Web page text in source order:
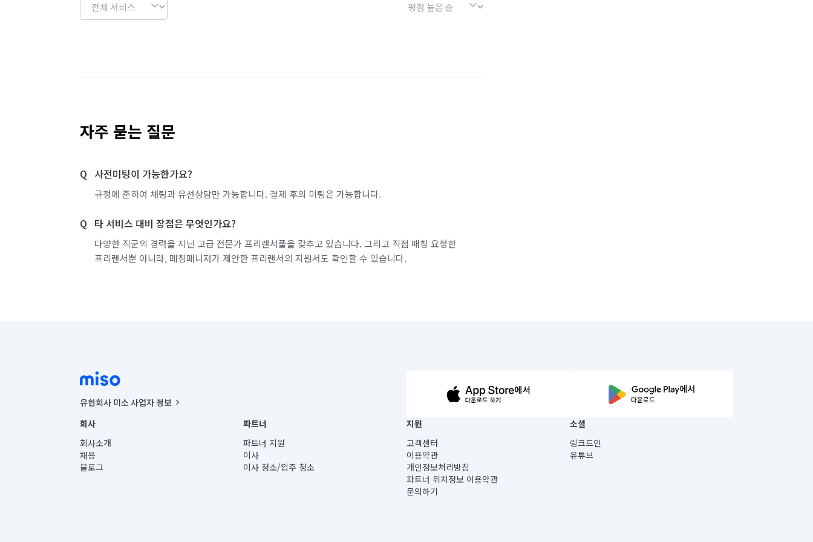
자주 묻는 질문
사전미팅이 가능한가요?
규정에 준하여 채팅과 유선상담만 가능합니다. 결제 후의 미팅은 가능합니다.
타 서비스 대비 장점은 무엇인가요?
다양한 직군의 경력을 지닌 고급 전문가 프리랜서풀을 갖추고 있습니다. 그리고 직접 매칭 요청한
프리랜서뿐 아니라, 매칭매니저가 제안한 프리랜서의 지원서도 확인할 수 있습니다.
유한회사 미소 사업자 정보
사업자등록번호 : 291-87-00271 | 인허가번호 : 2016-3220163-14-5-00019 |
통신판매신고번호 : 2024-서울종로-1400(공정거래위원회 정보) |
대표이사 : CHING VICTOR COLUMBIA RHEE
주소 | 본사: 서울특별시 종로구 율곡로 6(중학동, 트윈트리빌딩) B동 5층
컨택센터 : 서울특별시 종로구 수송동 율곡로 24, 7층, 8층 미소
회사
회사소개
채용
블로그
파트너
파트너 지원
이사
이사 청소/입주 청소
지원
고객센터
이용약관
개인정보처리방침
파트너 위치정보 이용약관
문의하기
소셜
링크드인
유튜브